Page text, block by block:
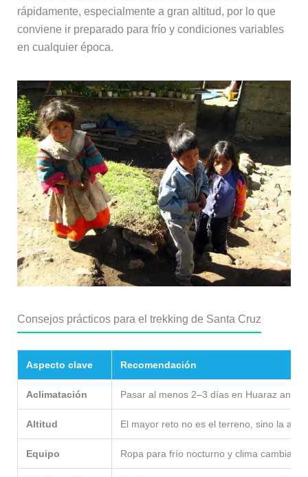
rápidamente, especialmente a gran altitud, por lo que
conviene ir preparado para frío y condiciones variables
en cualquier época.
Consejos prácticos para el trekking de Santa Cruz
Aspecto clave Recomendación
Aclimatación Pasar al menos 2–3 días en Huaraz antes
Altitud El mayor reto no es el terreno, sino la
Equipo Ropa para frío nocturno y clima